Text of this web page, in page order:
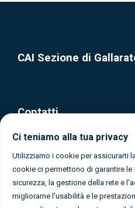
CAI Sezione di
Contatti
Via Olona, 37 - Gallarate
0331 1080365
info@caigallarate.it
Ci teniamo alla tua privacy
Utilizziamo i cookie per assicurarti
cookie ci permettono di garantire
sicurezza, la gestione della rete e
migliorarne l'usabilità e le